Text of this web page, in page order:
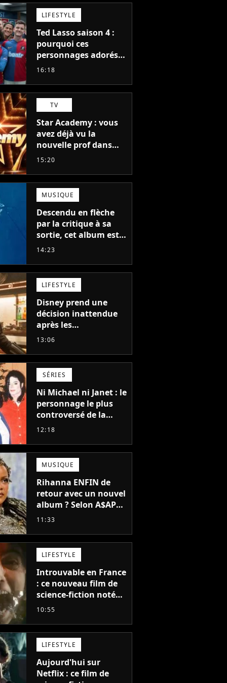
LIFESTYLE
Ted Lasso saison 4 :
pourquoi ces
personnages adorés
des fans ne sont pas
16:18
TV
Star Academy : vous
avez déjà vu la
nouvelle prof dans
The Voice et aux
15:20
MUSIQUE
Descendu en flèche
par la critique à sa
sortie, cet album est
en train de devenir le
auteur
14:23
LIFESTYLE
Disney prend une
décision inattendue
après les
"performances
et The Mandalorian &
Grogu au box-office
13:06
SÉRIES
Ni Michael ni Janet : le
personnage le plus
controversé de la
famille Jackson va
propre série
12:18
MUSIQUE
Rihanna ENFIN de
retour avec un nouvel
album ? Selon A$AP
Rocky, "c'est du
11:33
LIFESTYLE
Introuvable en France
: ce nouveau film de
science-fiction noté
55% est décrit comme
l'année"
10:55
LIFESTYLE
Aujourd'hui sur
Netflix : ce film de